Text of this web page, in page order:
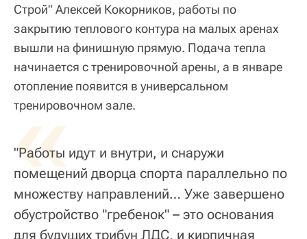
Строй" Алексей Кокорников, работы по
закрытию теплового контура на малых аренах
вышли на финишную прямую. Подача тепла
начинается с тренировочной арены, а в январе
отопление появится в универсальном
тренировочном зале.
«
"Работы идут и внутри, и снаружи
помещений дворца спорта параллельно по
множеству направлений… Уже завершено
обустройство "гребенок" – это основания
для будущих трибун ЛДС, и кирпичная